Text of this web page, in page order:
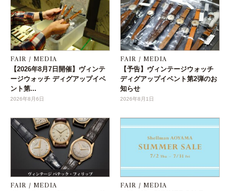
FAIR / MEDIA
【2026年8月7日開催】ヴィンテ
ージウォッチ ディグアップイベ
ント第...
2026年8月6日
FAIR / MEDIA
【予告】ヴィンテージウォッチ
ディグアップイベント第2弾のお
知らせ
2026年8月1日
FAIR / MEDIA FAIR / MEDIA